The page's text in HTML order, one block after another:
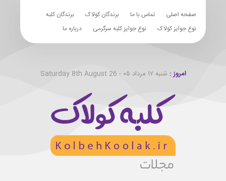
صفحه اصلی تماس با ما برندگان کولاک
برندگان کلبه
نوع جوایز کولاک
نوع جوایز کلبه سرگرمی درباره ما
امروز : شنبه ۱۷ مرداد ۰۵ - Saturday 8th August 26